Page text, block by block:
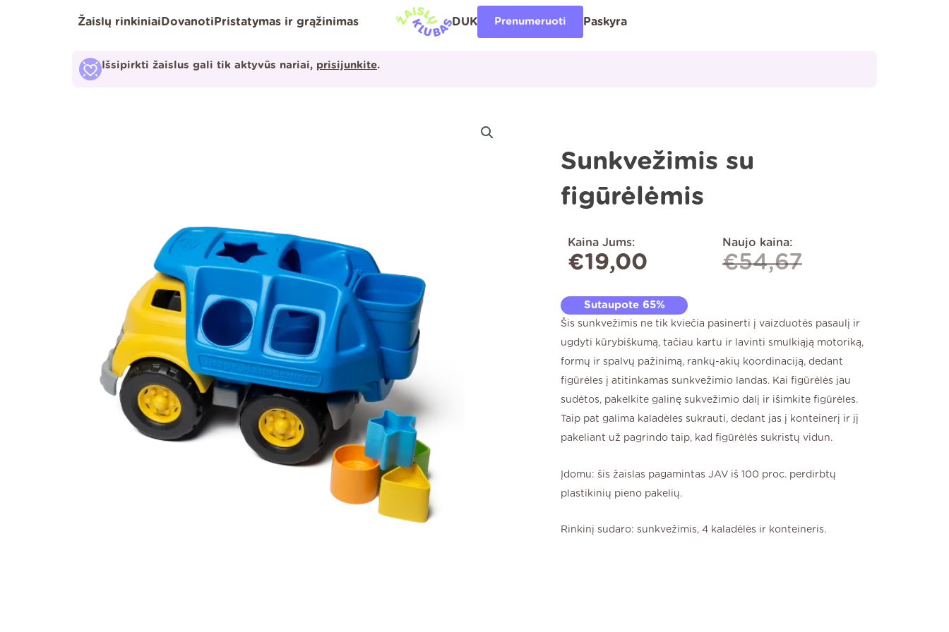
Žaislų rinkiniai Dovanoti Pristatymas ir grąžinimas DUK Prenumeruoti Paskyra
Išsipirkti žaislus gali tik aktyvūs nariai, prisijunkite.
Sunkvežimis su
figūrėlėmis
Kaina Jums:
€19,00
Naujo kaina:
€54,67
Sutaupote 65%
Šis sunkvežimis ne tik kviečia pasinerti į vaizduotės pasaulį ir
ugdyti kūrybiškumą, tačiau kartu ir lavinti smulkiąją motoriką,
formų ir spalvų pažinimą, rankų-akių koordinaciją, dedant
figūrėles į atitinkamas sunkvežimio landas. Kai figūrėlės jau
sudėtos, pakelkite galinę sukvežimio dalį ir išimkite figūrėles.
Taip pat galima kaladėles sukrauti, dedant jas į konteinerį ir jį
pakeliant už pagrindo taip, kad figūrėlės sukristų vidun.
Įdomu: šis žaislas pagamintas JAV iš 100 proc. perdirbtų
plastikinių pieno pakelių.
Rinkinį sudaro: sunkvežimis, 4 kaladėlės ir konteineris.